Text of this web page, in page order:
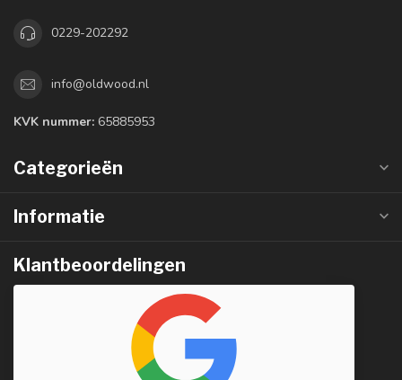
0229-202292
info@oldwood.nl
KVK nummer: 65885953
Categorieën
Informatie
Klantbeoordelingen